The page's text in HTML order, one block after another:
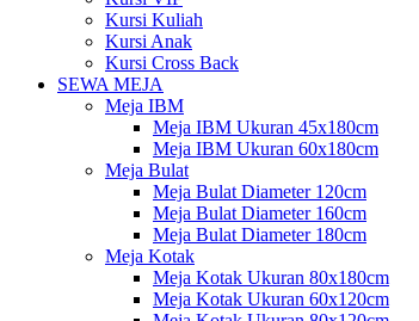
Kursi Kuliah
Kursi Anak
Kursi Cross Back
SEWA MEJA
Meja IBM
Meja IBM Ukuran 45x180cm
Meja IBM Ukuran 60x180cm
Meja Bulat
Meja Bulat Diameter 120cm
Meja Bulat Diameter 160cm
Meja Bulat Diameter 180cm
Meja Kotak
Meja Kotak Ukuran 80x180cm
Meja Kotak Ukuran 60x120cm